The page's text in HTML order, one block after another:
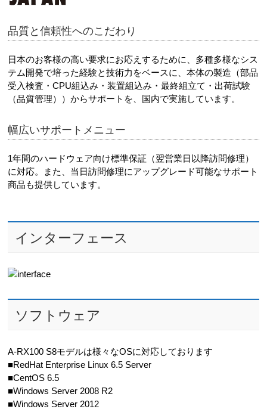
品質と信頼性へのこだわり
日本のお客様の高い要求にお応えするために、多種多様なシス
テム開発で培った経験と技術力をベースに、本体の製造（部品
受入検査・CPU組込み・装置組込み・最終組立て・出荷試験
（品質管理））からサポートを、国内で実施しています。
幅広いサポートメニュー
1年間のハードウェア向け標準保証（翌営業日以降訪問修理）
に対応。また、当日訪問修理にアップグレード可能なサポート
商品も提供しています。
インターフェース
ソフトウェア
A-RX100 S8モデルは様々なOSに対応しております
■RedHat Enterprise Linux 6.5 Server
■CentOS 6.5
■Windows Server 2008 R2
■Windows Server 2012